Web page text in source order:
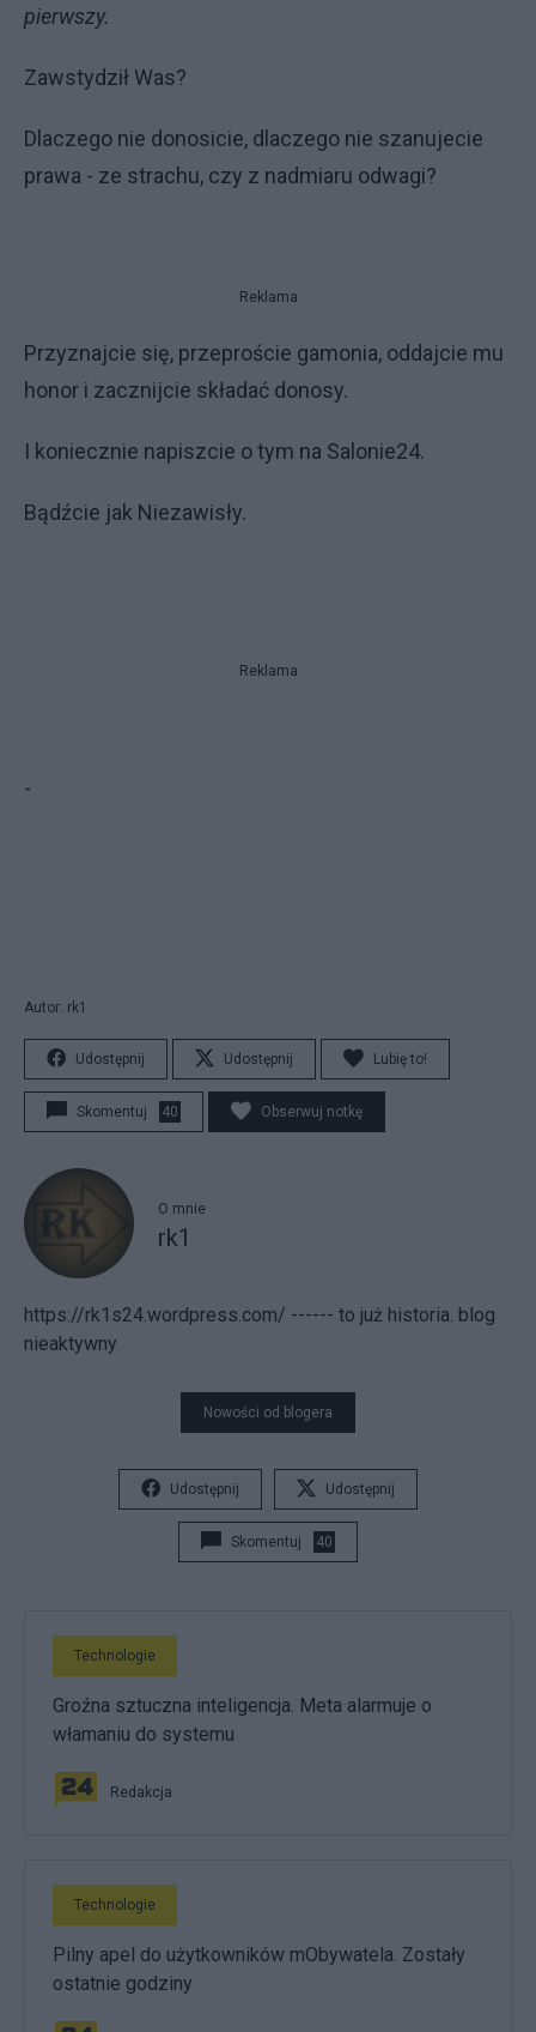
pierwszy.
Zawstydził Was?
Dlaczego nie donosicie, dlaczego nie szanujecie
prawa - ze strachu, czy z nadmiaru odwagi?
Reklama
Przyznajcie się, przeproście gamonia, oddajcie mu
honor i zacznijcie składać donosy.
I koniecznie napiszcie o tym na Salonie24.
Bądźcie jak Niezawisły.
Reklama
-
Autor: rk1
Udostępnij Udostępnij Lubię to!
Skomentuj 40 Obserwuj notkę
O mnie
rk1
https://rk1s24.wordpress.com/ ------ to już historia. blog
nieaktywny
Nowości od blogera
Udostępnij Udostępnij
Skomentuj 40
Technologie
Groźna sztuczna inteligencja. Meta alarmuje o
włamaniu do systemu
Redakcja
Technologie
Pilny apel do użytkowników mObywatela. Zostały
ostatnie godziny